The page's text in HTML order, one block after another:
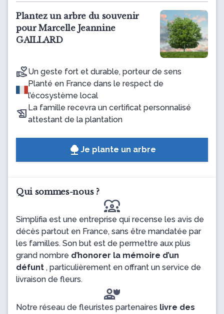
Plantez un arbre du souvenir
pour Marcelle Jeannine
GAILLARD
Un geste fort et durable, porteur de sens
Planté en France dans le respect de
l’écosystème local
La famille recevra un certificat personnalisé
attestant de la plantation
Je plante un arbre
Qui sommes-nous ?
diversity_1
Simplifia est une entreprise qui recense les avis de
décès partout en France, sans être mandatée par
les familles. Son but est de permettre aux plus
grand nombre d’honorer la mémoire d’un
défunt , particulièrement en offrant un service de
livraison de fleurs.
Notre réseau de fleuristes partenaires livre des